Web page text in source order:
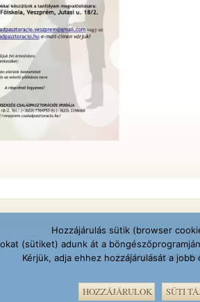
Adatvédelmi
Hozzájárulás sütik (browser
(sütiket) adunk át a
Kérjük, adja ehhez hozzájárulását a
HOZZÁJÁRULOK SÜTI